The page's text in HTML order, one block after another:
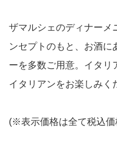
ザマルシェのディナーメ
ンセプトのもと、お酒に
ーを多数ご用意。イタリ
イタリアンをお楽しみく
(※表示価格は全て税込価